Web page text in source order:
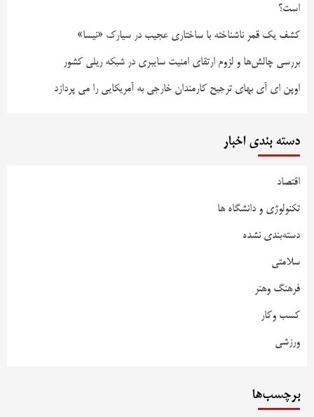
است؟
کشف یک قمر ناشناخته با ساختاری عجیب در سیارک «نیسا»
بررسی چالش‌ها و لزوم ارتقای امنیت سایبری در شبکه ریلی کشور
اوپن ای آی بهای ترجیح کارمندان خارجی به آمریکایی را می پردازد
دسته بندی اخبار
اقتصاد
تکنولوژی و دانشگاه ها
دسته‌بندی نشده
سلامتی
فرهنگ وهنر
کسب وکار
ورزشی
برچسب‌ها